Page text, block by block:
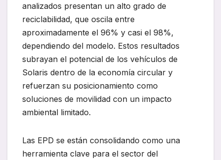
analizados presentan un alto grado de
reciclabilidad, que oscila entre
aproximadamente el 96% y casi el 98%,
dependiendo del modelo. Estos resultados
subrayan el potencial de los vehículos de
Solaris dentro de la economía circular y
refuerzan su posicionamiento como
soluciones de movilidad con un impacto
ambiental limitado.
Las EPD se están consolidando como una
herramienta clave para el sector del